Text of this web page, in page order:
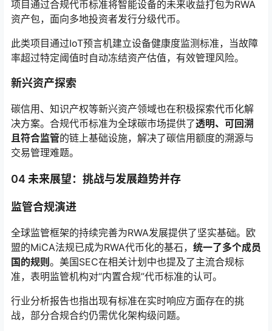
项目通过合规代币标准将智能设备的未来收益打包为RWA
资产包，面向多地投资者发行分级代币。
此类项目通过IoT预言机建立设备健康度监测标准，当故障
率超过特定阈值时自动冻结资产估值，有效管理风险。
新兴资产探索
碳信用、知识产权等新兴资产领域也在积极探索代币化解
决方案。合规代币标准为全球碳市场提供了透明、可回溯
且符合监管的链上基础设施，解决了碳信用额度的溯源与
交易管理难题。
04 未来展望：挑战与发展趋势并存
监管合规演进
全球监管框架的持续完善为RWA发展提供了坚实基础。欧
盟的MiCA法规已成为RWA代币化的基石， 统一了多个成员
国的规则 。美国SEC在相关计划中也提及了主流合规标
准，表明监管机构对“内置合规”代币标准的认可。
行业分析报告也指出现有标准在实时响应方面存在的挑
战，部分合规合约仍需优化架构级问题。